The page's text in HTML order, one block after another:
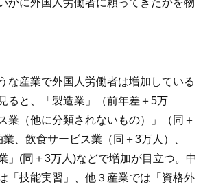
かに外国人労働者に頼ってきたかを物
な産業で外国人労働者は増加している
ると、「製造業」（前年差＋5万
業（他に分類されないもの）」（同＋
、飲食サービス業（同＋3万人）、
」(同＋3万人)などで増加が目立つ。中
「技能実習」、他３産業では「資格外